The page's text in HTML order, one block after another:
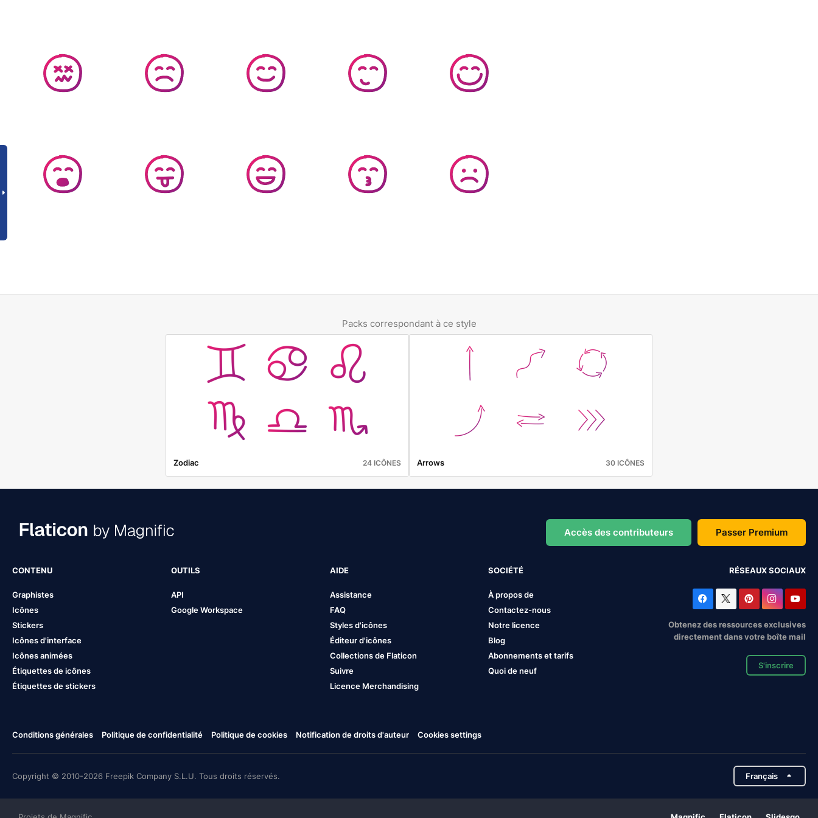
Packs correspondant à ce style
Zodiac 24 ICÔNES Arrows 30 ICÔNES
Accès des contributeurs Passer Premium
CONTENU
Graphistes
Icônes
Stickers
Icônes d'interface
Icônes animées
Étiquettes de icônes
Étiquettes de stickers
OUTILS
API
Google Workspace
AIDE
Assistance
FAQ
Styles d'icônes
Éditeur d'icônes
Collections de Flaticon
Suivre
Licence Merchandising
SOCIÉTÉ
À propos de
Contactez-nous
Notre licence
Blog
Abonnements et tarifs
Quoi de neuf
RÉSEAUX SOCIAUX
Obtenez des ressources exclusives
directement dans votre boîte mail
S'inscrire
Conditions générales Politique de confidentialité Politique de cookies Notification de droits d'auteur Cookies settings
Copyright © 2010-2026 Freepik Company S.L.U. Tous droits réservés. Français